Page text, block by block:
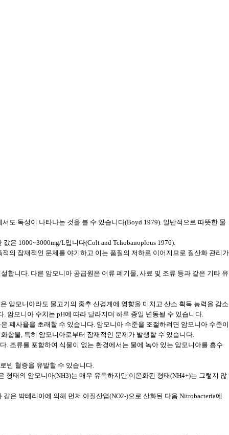
도 독성이 나타나는 것을 볼 수 있습니다(Boyd 1979). 일반적으로 따뜻한 물
은 1000~3000mg/L입니다(Colt and Tchobanoplous 1976).
의 잠재적인 문제를 야기하고 이는 품질의 저하로 이어지므로 질산화 관리가
합니다. 다른 암모니아 공급원은 어류 폐기물, 사료 및 조류 등과 같은 기타 유
암모니아라도 물고기의 중추 신경계에 영향을 미치고 산소 획득 능력을 감소
암모니아 수치는 pH에 따라 달라지며 하루 종일 변동될 수 있습니다.
폐사율을 초래할 수 있습니다. 암모니아 수준을 조절하려면 암모니아 수준이
합물, 특히 암모니아로부터 잠재적인 문제가 발생할 수 있습니다.
조류를 포함하여 식물이 없는 환경에서는 물에 녹아 있는 암모니아를 흡수
빈 혈증을 유발할 수 있습니다.
태의 암모니아(NH3)는 매우 유독하지만 이온화된 형태(NH4+)는 그렇지 않
은 박테리아에 의해 먼저 아질산염(NO2-)으로 산화된 다음 Nitrobacteria에